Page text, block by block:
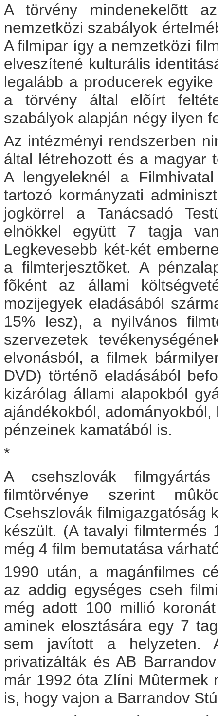
A törvény mindenekelõtt
nemzetközi szabályok
A filmipar így a nemzetközi
elveszítené kulturális
legalább a producerek
a törvény által elõírt
szabályok alapján négy ilyen
Az intézményi rendszerben
által létrehozott és a magyar
A lengyeleknél a
tartozó kormányzati
jogkörrel a Tanácsadó
elnökkel együtt 7 tagja
Legkevesebb két-két
a filmterjesztõket. A
fõként az állami
mozijegyek eladásából
15% lesz), a nyilvános
szervezetek
elvonásból, a filmek
DVD) történõ eladásából
kizárólag állami alapokból
ajándékokból,
pénzeinek kamatából is.
*
A csehszlovák
filmtörvénye szerint
Csehszlovák filmigazgatóság
készült. (A tavalyi
még 4 film bemutatása
1990 után, a magánfilmes
az addig egységes cseh
még adott 100 millió
aminek elosztására egy 7
sem javított a helyzeten.
privatizálták és AB
már 1992 óta Zlíni Mûtermek
is, hogy vajon a Barrandov